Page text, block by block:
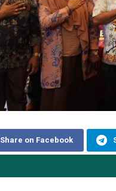
Share on Facebook